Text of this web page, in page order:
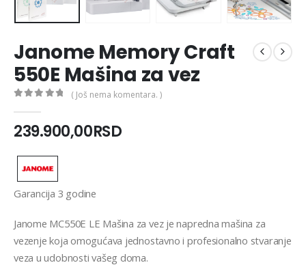
Janome Memory Craft
550E Mašina za vez
( Još nema komentara. )
239.900,00RSD
Garancija 3 godine
Janome MC550E LE Mašina za vez je napredna mašina za
vezenje koja omogućava jednostavno i profesionalno stvaranje
veza u udobnosti vašeg doma.